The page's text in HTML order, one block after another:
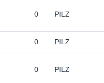
0 PILZ
0 PILZ
0 PILZ